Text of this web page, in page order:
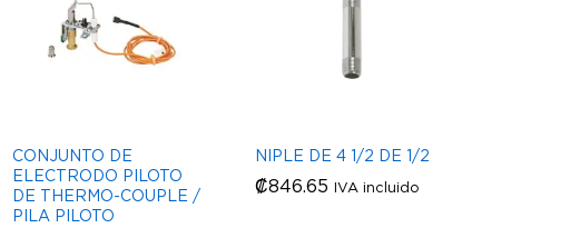
CONJUNTO DE
ELECTRODO PILOTO
DE THERMO-COUPLE /
PILA PILOTO
NIPLE DE 4 1/2 DE 1/2
₡846.65 IVA incluido
₡846.65